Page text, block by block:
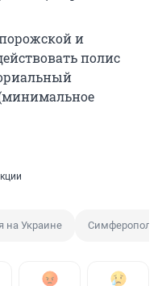
и
полис
на Украине Симферополь